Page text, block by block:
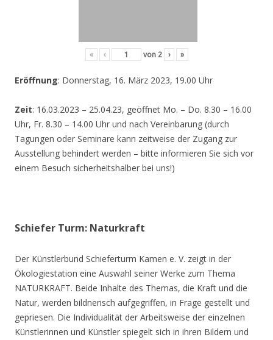
« ‹ von 2 › »
Eröffnung: Donnerstag, 16. März 2023, 19.00 Uhr
Zeit: 16.03.2023 – 25.04.23, geöffnet Mo. – Do. 8.30 – 16.00
Uhr, Fr. 8.30 – 14.00 Uhr und nach Vereinbarung (durch
Tagungen oder Seminare kann zeitweise der Zugang zur
Ausstellung behindert werden – bitte informieren Sie sich vor
einem Besuch sicherheitshalber bei uns!)
Schiefer Turm: Naturkraft
Der Künstlerbund Schieferturm Kamen e. V. zeigt in der
Ökologiestation eine Auswahl seiner Werke zum Thema
NATURKRAFT. Beide Inhalte des Themas, die Kraft und die
Natur, werden bildnerisch aufgegriffen, in Frage gestellt und
gepriesen. Die Individualität der Arbeitsweise der einzelnen
Künstlerinnen und Künstler spiegelt sich in ihren Bildern und